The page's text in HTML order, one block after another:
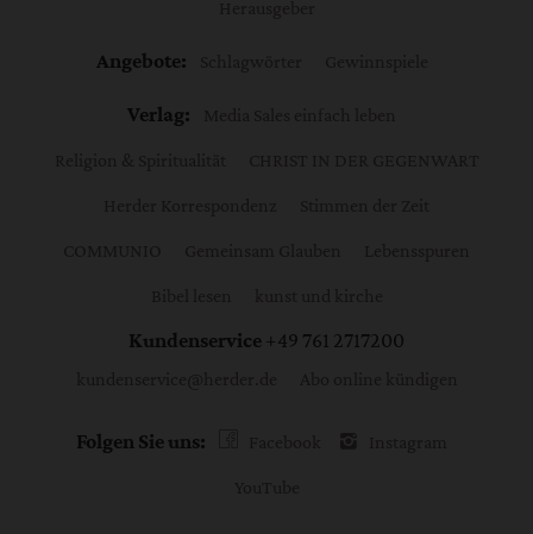
Angebote:
Verlag:
Kundenservice +49 761 2717200
Folgen Sie uns: